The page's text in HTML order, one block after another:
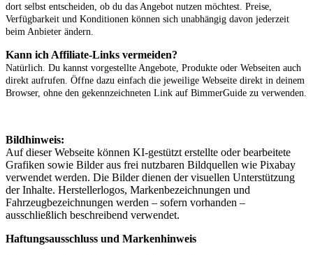
dort selbst entscheiden, ob du das Angebot nutzen möchtest. Preise,
Verfügbarkeit und Konditionen können sich unabhängig davon jederzeit
beim Anbieter ändern.
Kann ich Affiliate-Links vermeiden?
Natürlich. Du kannst vorgestellte Angebote, Produkte oder Webseiten auch
direkt aufrufen. Öffne dazu einfach die jeweilige Webseite direkt in deinem
Browser, ohne den gekennzeichneten Link auf BimmerGuide zu verwenden.
Bildhinweis:
Auf dieser Webseite können KI-gestützt erstellte oder bearbeitete
Grafiken sowie Bilder aus frei nutzbaren Bildquellen wie Pixabay
verwendet werden. Die Bilder dienen der visuellen Unterstützung
der Inhalte. Herstellerlogos, Markenbezeichnungen und
Fahrzeugbezeichnungen werden – sofern vorhanden –
ausschließlich beschreibend verwendet.
Haftungsausschluss und Markenhinweis